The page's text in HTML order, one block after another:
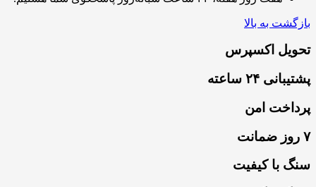
بازگشت به بالا
تحویل اکسپرس
پشتیبانی ۲۴ ساعته
پرداخت امن
۷ روز ضمانت
سنگ با کیفیت